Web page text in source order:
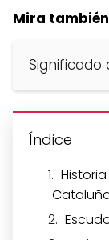
Mira también
Significado
Índice